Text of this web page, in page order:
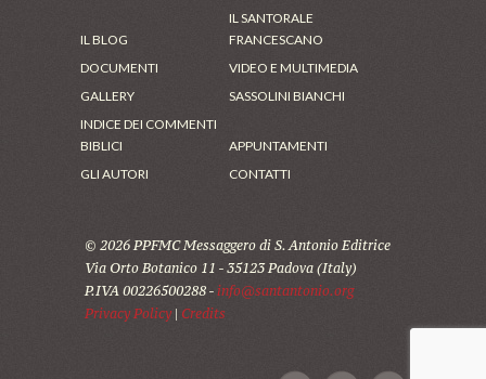
IL BLOG
IL SANTORALE
FRANCESCANO
DOCUMENTI
VIDEO E MULTIMEDIA
GALLERY
SASSOLINI BIANCHI
INDICE DEI COMMENTI
BIBLICI
APPUNTAMENTI
GLI AUTORI
CONTATTI
© 2026 PPFMC Messaggero di S. Antonio Editrice
Via Orto Botanico 11 - 35123 Padova (Italy)
P.IVA 00226500288 - info@santantonio.org
Privacy Policy| Credits